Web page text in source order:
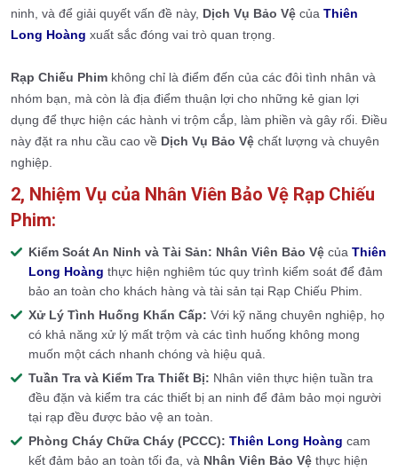
ninh, và để giải quyết vấn đề này, Dịch Vụ Bảo Vệ của Thiên
Long Hoàng xuất sắc đóng vai trò quan trọng.
Rạp Chiếu Phim không chỉ là điểm đến của các đôi tình nhân và
nhóm bạn, mà còn là địa điểm thuận lợi cho những kẻ gian lợi
dụng để thực hiện các hành vi trộm cắp, làm phiền và gây rối. Điều
này đặt ra nhu cầu cao về Dịch Vụ Bảo Vệ chất lượng và chuyên
nghiệp.
2, Nhiệm Vụ của Nhân Viên Bảo Vệ Rạp Chiếu
Phim:
Kiểm Soát An Ninh và Tài Sản: Nhân Viên Bảo Vệ của Thiên
Long Hoàng thực hiện nghiêm túc quy trình kiểm soát để đảm
bảo an toàn cho khách hàng và tài sản tại Rạp Chiếu Phim.
Xử Lý Tình Huống Khẩn Cấp: Với kỹ năng chuyên nghiệp, họ
có khả năng xử lý mất trộm và các tình huống không mong
muốn một cách nhanh chóng và hiệu quả.
Tuần Tra và Kiểm Tra Thiết Bị: Nhân viên thực hiện tuần tra
đều đặn và kiểm tra các thiết bị an ninh để đảm bảo mọi người
tại rạp đều được bảo vệ an toàn.
Phòng Cháy Chữa Cháy (PCCC): Thiên Long Hoàng cam
kết đảm bảo an toàn tối đa, và Nhân Viên Bảo Vệ thực hiện